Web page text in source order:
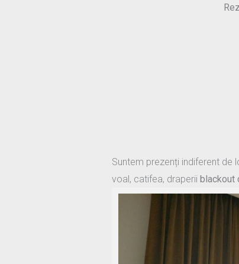
Suntem prezenți indiferent de
voal, catifea, draperii blackout